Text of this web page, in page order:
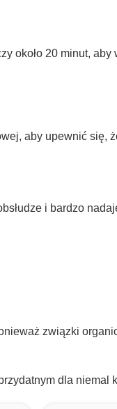
około 20 minut,
aby upewnić się,
i bardzo
związki
dla niemal